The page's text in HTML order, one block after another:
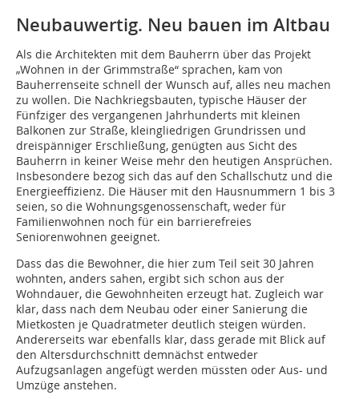
Neubauwertig. Neu bauen im Altbau
Als die Architekten mit dem Bauherrn über das Projekt
„Wohnen in der Grimmstraße“ sprachen, kam von
Bauherrenseite schnell der Wunsch auf, alles neu machen
zu wollen. Die Nachkriegsbauten, typische Häuser der
Fünfziger des vergangenen Jahrhunderts mit kleinen
Balkonen zur Straße, kleingliedrigen Grundrissen und
dreispänniger Erschließung, genügten aus Sicht des
Bauherrn in keiner Weise mehr den heutigen Ansprüchen.
Insbesondere bezog sich das auf den Schallschutz und die
Energieeffizienz. Die Häuser mit den Hausnummern 1 bis 3
seien, so die Wohnungsgenossenschaft, weder für
Familienwohnen noch für ein barrierefreies
Seniorenwohnen geeignet.
Dass das die Bewohner, die hier zum Teil seit 30 Jahren
wohnten, anders sahen, ergibt sich schon aus der
Wohndauer, die Gewohnheiten erzeugt hat. Zugleich war
klar, dass nach dem Neubau oder einer Sanierung die
Mietkosten je Quadratmeter deutlich steigen würden.
Andererseits war ebenfalls klar, dass gerade mit Blick auf
den Altersdurchschnitt demnächst entweder
Aufzugsanlagen angefügt werden müssten oder Aus- und
Umzüge anstehen.